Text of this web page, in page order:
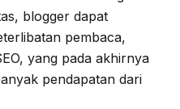
blogger dapat
pembaca,
yang pada akhirnya
pendapatan dari